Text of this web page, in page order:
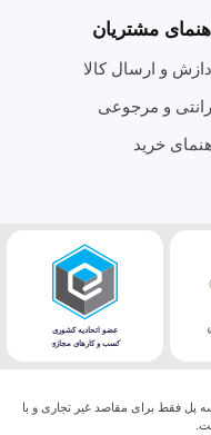
مشتریان
و ارسال کالا
و مرجوعی
خرید
پل فقط برای مقاصد غیر تجاری و با